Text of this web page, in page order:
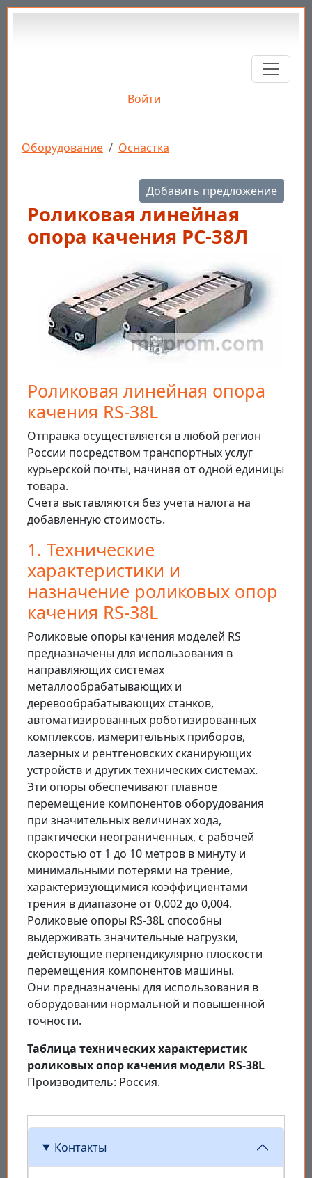
Перейти к основному содержанию
Войти
Строка навигации
Оборудование Оснастка
Добавить предложение
Роликовая линейная
опора качения РС-38Л
Роликовая линейная опора
качения RS-38L
Отправка осуществляется в любой регион
России посредством транспортных услуг
курьерской почты, начиная от одной единицы
товара.
Счета выставляются без учета налога на
добавленную стоимость.
1. Технические
характеристики и
назначение роликовых опор
качения RS-38L
Роликовые опоры качения моделей RS
предназначены для использования в
направляющих системах
металлообрабатывающих и
деревообрабатывающих станков,
автоматизированных роботизированных
комплексов, измерительных приборов,
лазерных и рентгеновских сканирующих
устройств и других технических системах.
Эти опоры обеспечивают плавное
перемещение компонентов оборудования
при значительных величинах хода,
практически неограниченных, с рабочей
скоростью от 1 до 10 метров в минуту и
минимальными потерями на трение,
характеризующимися коэффициентами
трения в диапазоне от 0,002 до 0,004.
Роликовые опоры RS-38L способны
выдерживать значительные нагрузки,
действующие перпендикулярно плоскости
перемещения компонентов машины.
Они предназначены для использования в
оборудовании нормальной и повышенной
точности.
Таблица технических характеристик
роликовых опор качения модели RS-38L
Производитель: Россия.
Контакты